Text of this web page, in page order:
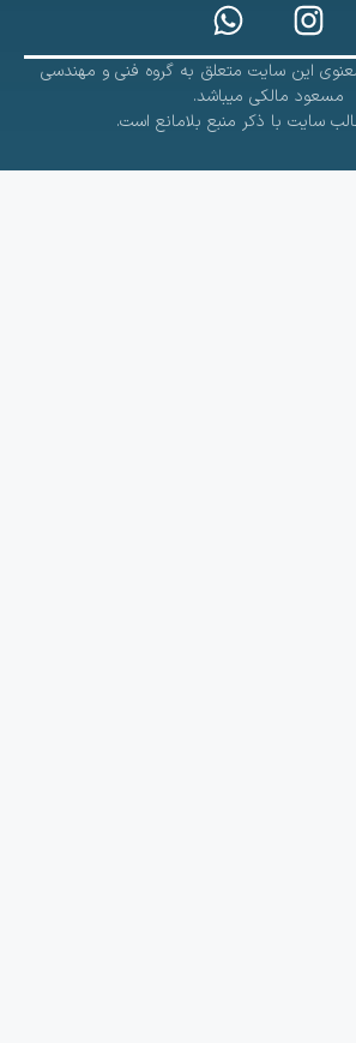
سایت متعلق به گروه فنی و مهندسی
مالکی میباشد.
با ذکر منبع بلامانع است.